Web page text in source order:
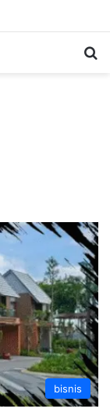
bisnis